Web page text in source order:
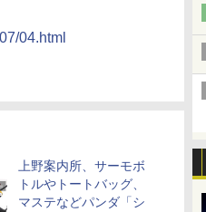
04.html
上野案内所、サーモボ
トルやトートバッグ、
マステなどパンダ「シ